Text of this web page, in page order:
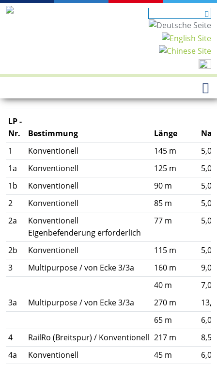
LP -
Nr.
Bestimmung Länge
1
Konventionell 145 m
1a
Konventionell 125 m
1b
Konventionell 90 m
2
Konventionell 85 m
2a
Konventionell
Eigenbefenderung erforderlich
77 m
2b Konventionell 115 m
3
Multipurpose / von Ecke 3/3a 160 m
40 m
3a
Multipurpose / von Ecke 3/3a 270 m
65 m
4
RailRo (Breitspur) / Konventionell 217 m
4a
Konventionell 45 m